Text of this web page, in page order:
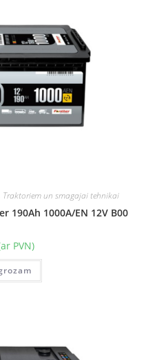
Traktoriem un smagajai tehnikai
190Ah 1000A/EN 12V B00
PVN)